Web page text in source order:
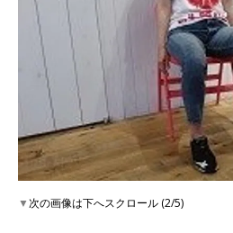
▼次の画像は下へスクロール (2/5)